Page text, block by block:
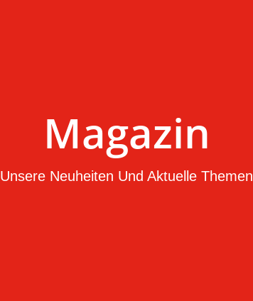
Magazin
Unsere Neuheiten Und Aktuelle Themen